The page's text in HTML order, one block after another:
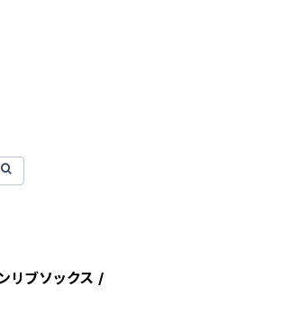
リブソックス /